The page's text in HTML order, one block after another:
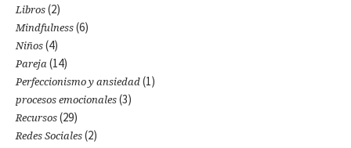
Libros (2)
Mindfulness (6)
Niños (4)
Pareja (14)
Perfeccionismo y ansiedad (1)
procesos emocionales (3)
Recursos (29)
Redes Sociales (2)